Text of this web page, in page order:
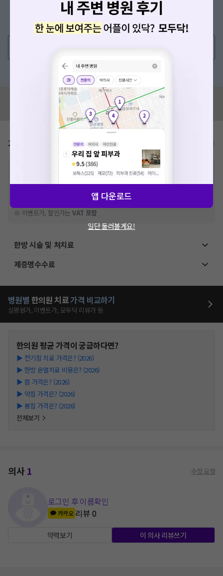
증상/치료, 궁금한 점이 있나요?
의사가 직접 답해드려요!
혹은, 의료상담 서비스에 다양한 게시글 보러가기
혹시 잘못된 병원정보가 있나요?
모두닥 팀에 알려주세요!
가격표
비급여 항목의 경우,추가비용 등으로 실제 가격과 상이할 수 있으니, 정확
한 가격은 해당 의료기관에 직접 문의해주세요.
※급여 항목의 경우,건강보험심사평가원에 고지되어 있는 급여 진료 기준 가
격입니다. (진료와 연관된 복합적인 비용이 추가되어, 병원마다 금액이 다르게
산정될 수 있는 점 참고 바랍니다.)
※ 이벤트가, 할인가는VAT 포함
한방 시술 및 처치료
제증명수수료
병원별 한의원 치료가격 비교하기
심평원가, 이벤트가, 모두닥 리뷰가 등
한의원평균 가격이 궁금하다면?
▶ 전기침 치료 가격은? (2026)
▶ 한방 온열치료 비용은? (2026)
▶ 뜸 가격은? (2026)
▶ 약침 가격은? (2026)
▶ 봉침 가격은? (2026)
전체보기
의사1 수정 요청
로그인 후 이름확인
카카오 리뷰0
약력보기 이 의사 리뷰쓰기
앱 다운로드
일단 둘러볼게요!